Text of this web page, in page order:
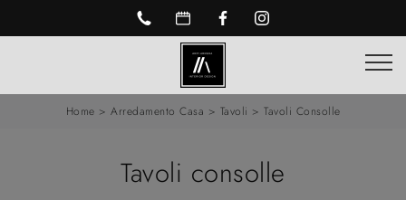
Home > Arredamento Casa > Tavoli > Tavoli Consolle
Tavoli consolle